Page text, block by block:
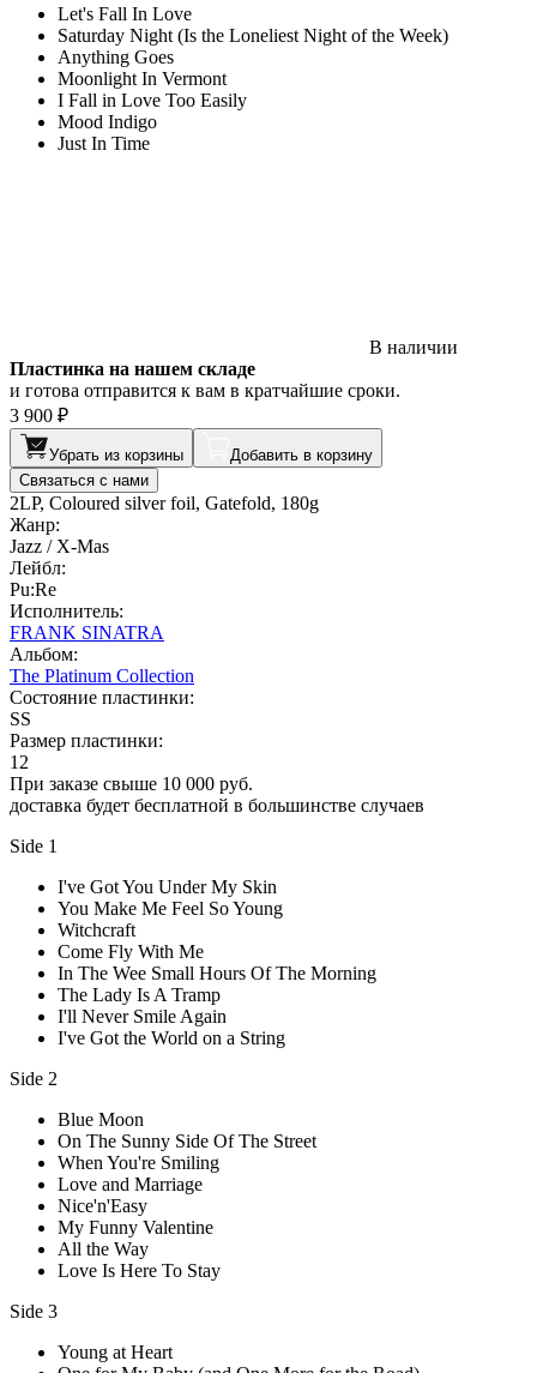
Let's Fall In Love
Saturday Night (Is the Loneliest Night of the Week)
Anything Goes
Moonlight In Vermont
I Fall in Love Too Easily
Mood Indigo
Just In Time
В наличии
Пластинка на нашем складе
и готова отправится к вам в кратчайшие сроки.
3 900 ₽
Убрать из корзины
Добавить в корзину
Связаться с нами
2LP, Coloured silver foil, Gatefold, 180g
Жанр:
Jazz / X-Mas
Лейбл:
Pu:Re
Исполнитель:
FRANK SINATRA
Альбом:
The Platinum Collection
Состояние пластинки:
SS
Размер пластинки:
12
При заказе свыше 10 000 руб.
доставка будет бесплатной в большинстве случаев
Side 1
I've Got You Under My Skin
You Make Me Feel So Young
Witchcraft
Come Fly With Me
In The Wee Small Hours Of The Morning
The Lady Is A Tramp
I'll Never Smile Again
I've Got the World on a String
Side 2
Blue Moon
On The Sunny Side Of The Street
When You're Smiling
Love and Marriage
Nice'n'Easy
My Funny Valentine
All the Way
Love Is Here To Stay
Side 3
Young at Heart